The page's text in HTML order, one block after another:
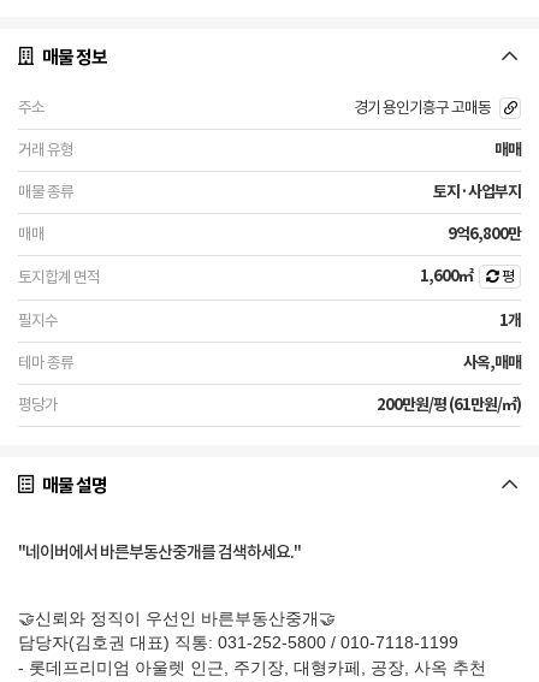
매물 정보
경기 용인기흥구 고매동
매매
토지·사업부지
9억6,800만
1,600㎡ 평
1개
사옥,매매
200만원/평 (61만원/㎡)
매물 설명
"네이버에서 바른부동산중개를 검색하세요."
🤝신뢰와 정직이 우선인 바른부동산중개🤝
담당자(김호권 대표) 직통: 031-252-5800 / 010-7118-1199
- 롯데프리미엄 아울렛 인근, 주기장, 대형카페, 공장, 사옥 추천